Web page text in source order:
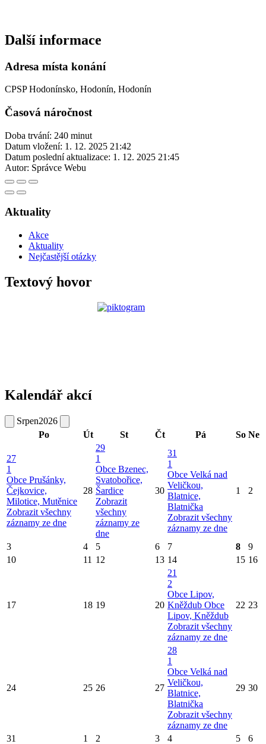
Další informace
Adresa místa konání
CPSP Hodonínsko, Hodonín, Hodonín
Časová náročnost
Doba trvání: 240 minut
Datum vložení: 1. 12. 2025 21:42
Datum poslední aktualizace: 1. 12. 2025 21:45
Autor: Správce Webu
Aktuality
Akce
Aktuality
Nejčastější otázky
Textový hovor
Kalendář akcí
Srpen2026
Po
Út St Čt Pá So Ne
27
1
Obce Prušánky,
Čejkovice,
Milotice, Mutěnice
Zobrazit všechny
záznamy ze dne
28
29
1
Obce Bzenec,
Svatobořice,
Šardice
Zobrazit
všechny
záznamy ze
dne
30
31
1
Obce Velká nad
Veličkou,
Blatnice,
Blatnička
Zobrazit všechny
záznamy ze dne
1 2
3 4 5 6 7 8
9
10
11 12 13 14 15 16
17 18 19 20
21
2
Obce Lipov,
Kněždub Obce
Lipov, Kněždub
Zobrazit všechny
záznamy ze dne
22 23
24 25 26 27
28
1
Obce Velká nad
Veličkou,
Blatnice,
Blatnička
Zobrazit všechny
záznamy ze dne
29 30
31 1 2 3 4 5 6